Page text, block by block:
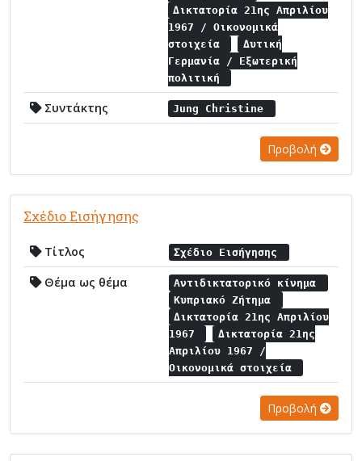
Δικτατορία 21ης Απριλίου
1967 / Οικονομικά
στοιχεία
Δυτική
Γερμανία / Εξωτερική
πολιτική
Συντάκτης Jung Christine
Προβολή
Σχέδιο Εισήγησης
Τίτλος Σχέδιο Εισήγησης
Θέμα ως θέμα
Αντιδικτατορικό κίνημα
Κυπριακό Ζήτημα
Δικτατορία 21ης Απριλίου
1967
Δικτατορία 21ης
Απριλίου 1967 /
Οικονομικά στοιχεία
Προβολή